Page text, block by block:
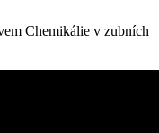
Chemikálie v zubních